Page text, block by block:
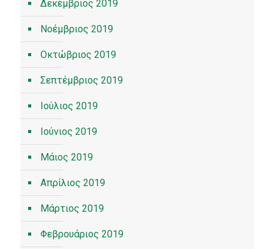
Δεκέμβριος 2019
Νοέμβριος 2019
Οκτώβριος 2019
Σεπτέμβριος 2019
Ιούλιος 2019
Ιούνιος 2019
Μάιος 2019
Απρίλιος 2019
Μάρτιος 2019
Φεβρουάριος 2019